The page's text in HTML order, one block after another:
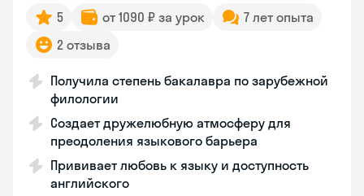
5 от 1090 ₽ за урок
7 лет опыта
2 отзыва
Получила степень бакалавра по зарубежной
филологии
Создает дружелюбную атмосферу для
преодоления языкового барьера
Прививает любовь к языку и доступность
английского